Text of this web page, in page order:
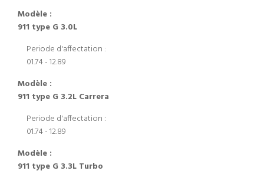
Modèle :
911 type G 3.0L
Periode d'affectation :
01.74 - 12.89
Modèle :
911 type G 3.2L Carrera
Periode d'affectation :
01.74 - 12.89
Modèle :
911 type G 3.3L Turbo